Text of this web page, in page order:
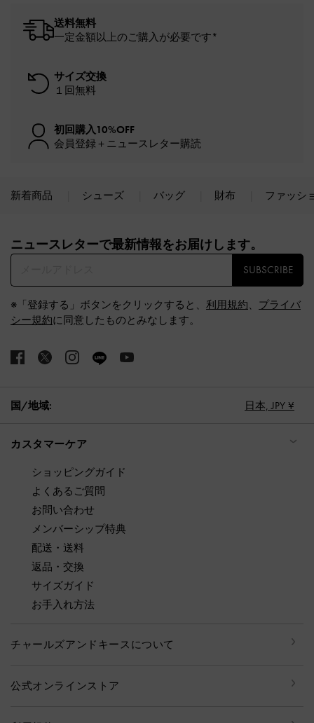
送料無料
一定金額以上のご購入が必要です*
サイズ交換
１回無料
初回購入10%OFF
会員登録＋ニュースレター購読
新着商品 シューズ バッグ 財布 ファッシ
ニュースレターで最新情報をお届けします。​
SUBSCRIBE
※「登録する」ボタンをクリックすると、 利用規約、 プライバ
シー規約に同意したものとみなします。
国/地域: 日本, JPY ¥
カスタマーケア
ショッピングガイド
よくあるご質問
お問い合わせ
メンバーシップ特典
配送・送料
返品・交換
サイズガイド
お手入れ方法
チャールズアンドキースについて
公式オンラインストア